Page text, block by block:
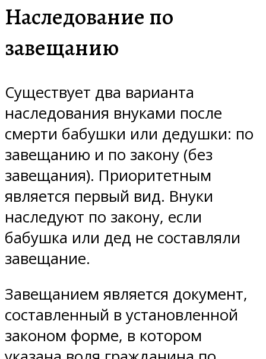
Наследование по
завещанию
Существует два варианта
наследования внуками после
смерти бабушки или дедушки: по
завещанию и по закону (без
завещания). Приоритетным
является первый вид. Внуки
наследуют по закону, если
бабушка или дед не составляли
завещание.
Завещанием является документ,
составленный в установленной
законом форме, в котором